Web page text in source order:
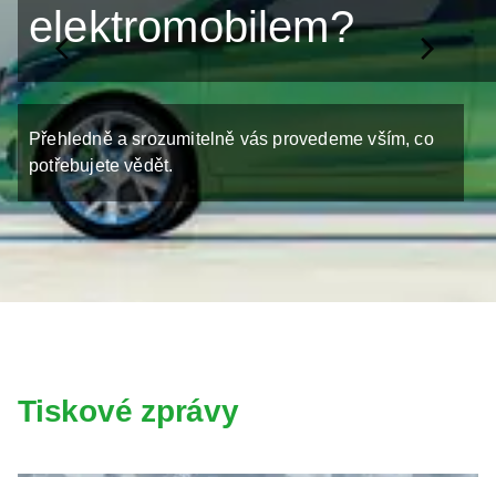
KONTAKT
elektromobilem?
Přehledně a srozumitelně vás provedeme vším, co
potřebujete vědět.
Tiskové zprávy